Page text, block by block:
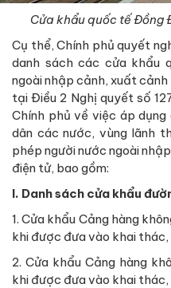
Cửa khẩu quốc tế Đồng
Cụ thể, Chính phủ quyết
danh sách các cửa khẩu
ngoài nhập cảnh, xuất
tại Điều 2 Nghị quyết số
Chính phủ về việc áp
dân các nước, vùng lãnh
phép người nước ngoài
điện tử, bao gồm:
I. Danh sách cửa khẩu
1. Cửa khẩu Cảng hàng
khi được đưa vào khai thác,
2. Cửa khẩu Cảng hàng
khi được đưa vào khai thác,